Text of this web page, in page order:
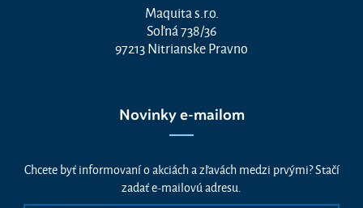
Maquita s.r.o.
Soľná 738/36
97213 Nitrianske Pravno
Novinky e-mailom
Chcete byť informovaní o akciách a zľavách medzi prvými? Stačí
zadať e-mailovú adresu.